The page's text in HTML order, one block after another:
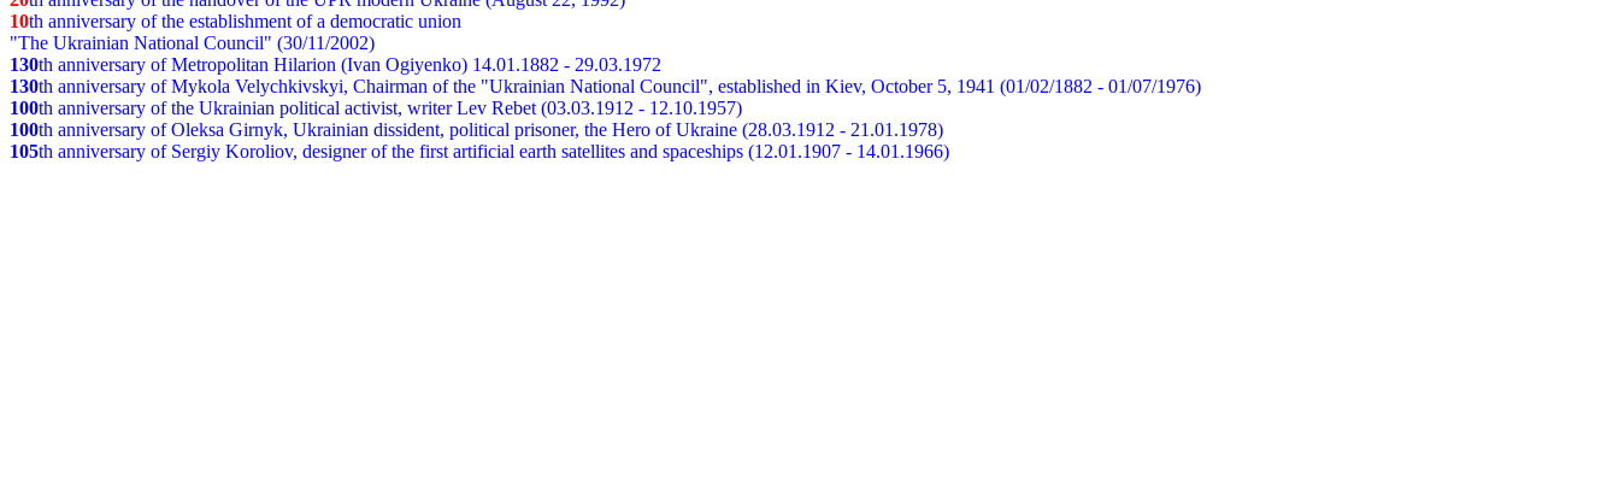
10th anniversary of the establishment of a democratic union
"The Ukrainian National Council" (30/11/2002)
130th anniversary of Metropolitan Hilarion (Ivan Ogiyenko) 14.01.1882 - 29.03.1972
130th anniversary of Mykola Velychkivskyi, Chairman of the "Ukrainian National Council", established in Kiev, October 5, 1941 (01/02/1882 - 01/07/1976)
100th anniversary of the Ukrainian political activist, writer Lev Rebet (03.03.1912 - 12.10.1957)
100th anniversary of Oleksa Girnyk, Ukrainian dissident, political prisoner, the Hero of Ukraine (28.03.1912 - 21.01.1978)
105th anniversary of Sergiy Koroliov, designer of the first artificial earth satellites and spaceships (12.01.1907 - 14.01.1966)